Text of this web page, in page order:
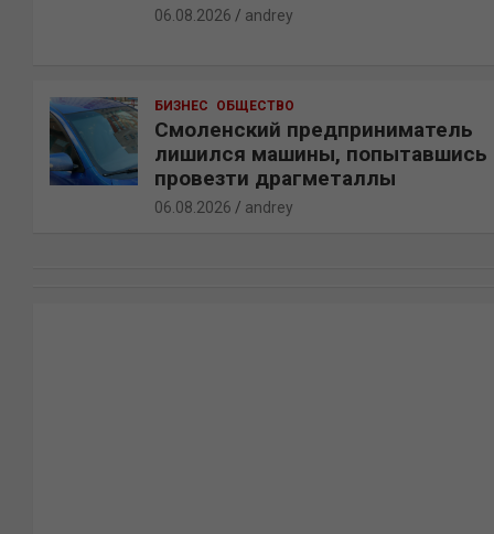
06.08.2026 andrey
БИЗНЕС ОБЩЕСТВО
Смоленский предприниматель
лишился машины, попытавшись
провезти драгметаллы
06.08.2026 andrey